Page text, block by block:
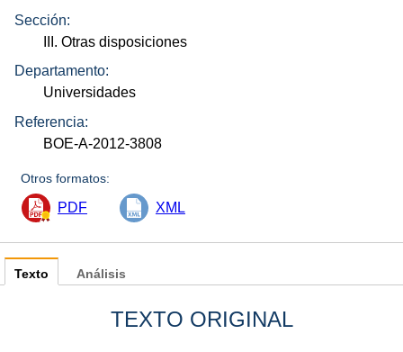
Sección:
III. Otras disposiciones
Departamento:
Universidades
Referencia:
BOE-A-2012-3808
Otros formatos:
PDF XML
Texto
TEXTO ORIGINAL
Análisis